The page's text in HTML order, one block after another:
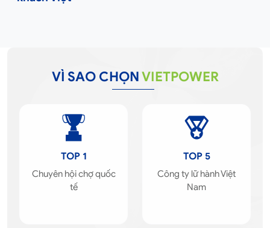
VÌ SAO CHỌNVIETPOWER
TOP 1
Chuyên hội chợ quốc
tế
TOP 5
Công ty lữ hành Việt
Nam